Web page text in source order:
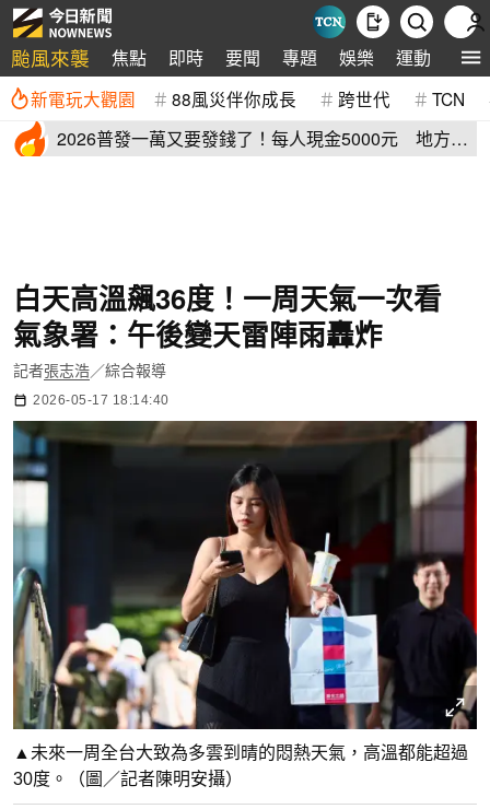
颱風來襲 焦點 即時 要聞 專題 娛樂 運動 全球
新電玩大觀園 88風災伴你成長 跨世代 TCN
2026普發一萬又要發錢了！每人現金5000元 地方加
白天高溫飆36度！一周天氣一次看
氣象署：午後變天雷陣雨轟炸
記者張志浩／綜合報導
2026-05-17 18:14:40
▲未來一周全台大致為多雲到晴的悶熱天氣，高溫都能超過
30度。（圖／記者陳明安攝）